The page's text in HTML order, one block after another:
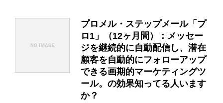
プロメル・ステップメール「プ
ロ1」（12ヶ月間）：メッセー
ジを継続的に自動配信し、潜在
顧客を自動的にフォローアップ
できる画期的マーケティングツ
ール。の効果知ってる人います
か？